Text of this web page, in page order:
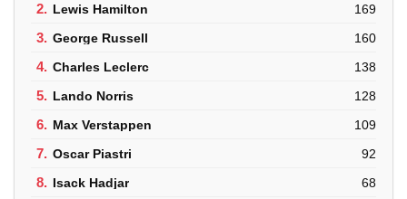
2. Lewis Hamilton 169
3. George Russell 160
4. Charles Leclerc 138
5. Lando Norris 128
6. Max Verstappen 109
7. Oscar Piastri 92
8. Isack Hadjar 68